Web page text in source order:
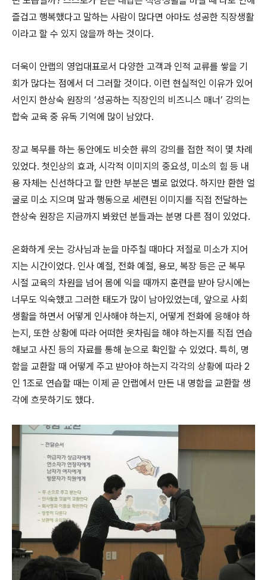
즐겁고 행복했다고 말하는 사람이 많다면 아마도 성공한 직장생활
이라고 할 수 있지 않을까 하는 것이다.
더욱이 안랩의 영업대표로서 다양한 고객과 인적 교류를 쌓을 기
회가 많다는 점에서 더 그러할 것이다. 이런 현실적인 이유가 있어
서인지 한상숙 원장의 ‘성공하는 직장인의 비즈니스 매너’ 강의는
합숙 교육 중 유독 기억에 많이 남았다.
장교 복무를 하는 동안에도 비슷한 류의 강의를 접한 적이 몇 차례
있었다. 첫인상의 효과, 시각적 이미지의 중요성, 미소의 힘 등 내
용 자체는 신선하다고 할 만한 부분은 별로 없었다. 하지만 환한 얼
굴로 미소 지으며 말과 행동으로 세련된 이미지를 직접 전달하는
한상숙 원장은 지금까지 봐왔던 분들과는 분명 다른 점이 있었다.
온화하게 웃는 강사님과 눈을 마주칠 때마다 저절로 미소가 지어
지는 시간이었다. 인사 예절, 전화 예절, 용모, 복장 등은 군 복무
시절 교육의 차원을 넘어 몸에 익을 때까지 훈련을 받아 당시에는
너무도 익숙했고 그러한 태도가 많이 남아있었는데 , 앞으로 사회
생활을 하면서 어떻게 인사해야 하는지 , 어떻게 전화에 응해야 하
는지 , 또한 상황에 따라 어떠한 옷차림을 해야 하는지를 직접 연습
해보고 사진 등의 자료를 통해 눈으로 확인할 수 있었다. 특히 , 명
함을 교환할 때 어떻게 주고 받아야 하는지 각각의 상황에 따라 2
인 1조로 연습할 때는 이제 곧 안랩에서 만든 내 명함을 교환할 생
각에 흐뭇하기도 했다.